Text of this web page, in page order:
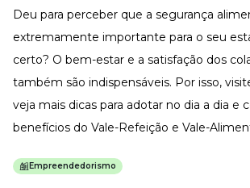
Deu para perceber que a segurança
extremamente importante para o seu
certo? O bem-estar e a satisfação dos
também são indispensáveis. Por isso,
veja mais dicas para adotar no dia a dia e
benefícios do Vale-Refeição e Vale-
Empreendedorismo